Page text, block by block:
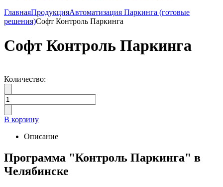
ГлавнаяПродукцияАвтоматизация Паркинга (готовые
решения)Софт Контроль Паркинга
Софт Контроль Паркинга
Количество:
В корзину
Описание
Программа "Контроль Паркинга" в
Челябинске